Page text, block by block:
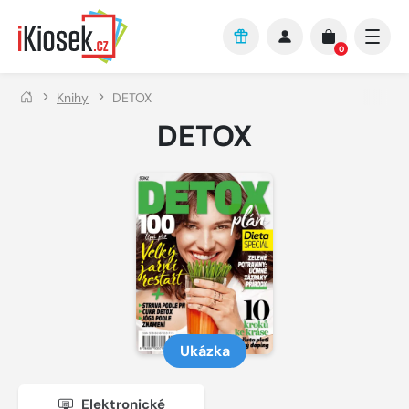
Přejít na hlavní obsah
0
Knihy DETOX
DETOX
Ukázka
Elektronické